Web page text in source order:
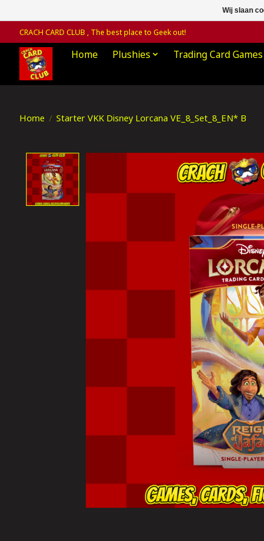
CRACH CARD CLUB , The best place to Geek out!
Home Plushies Trading Card Games
Home / Starter VKK Disney Lorcana VE_8_Set_8_EN* B
Product image slideshow Items
Wij slaan